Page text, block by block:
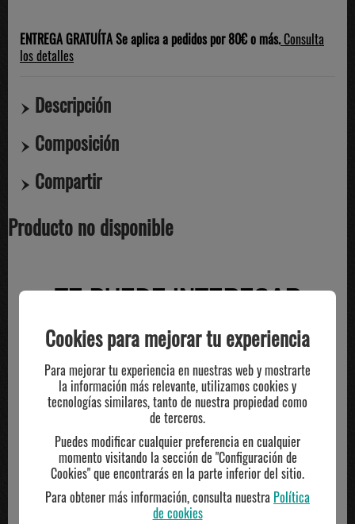
ENTREGA GRATUÍTA Se aplica a pedidos por 80€ o más.Consulta
los detalles
Descripción
Composición
Compartir
Producto no disponible
TE PUEDE INTERESAR
Cookies para mejorar tu experiencia
Para mejorar tu experiencia en nuestras web y mostrarte
la información más relevante, utilizamos cookies y
tecnologías similares, tanto de nuestra propiedad como
de terceros.
Puedes modificar cualquier preferencia en cualquier
momento visitando la sección de "Configuración de
Cookies" que encontrarás en la parte inferior del sitio.
Para obtener más información, consulta nuestra Política
de cookies